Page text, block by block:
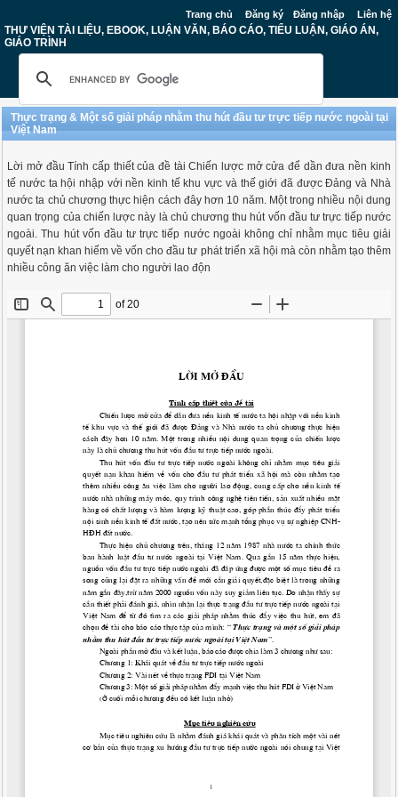
Trang chủ Đăng ký Đăng nhập Liên hệ
THƯ VIỆN TÀI LIỆU, EBOOK, LUẬN VĂN, BÁO CÁO, TIỂU LUẬN, GIÁO ÁN,
GIÁO TRÌNH
Thực trạng & Một số giải pháp nhằm thu hút đầu tư trực tiếp nước ngoài tại
Việt Nam
Lời mở đầu Tính cấp thiết của đề tài Chiến lược mở cửa để dần đưa nền kinh
tế nước ta hội nhập với nền kinh tế khu vực và thế giới đã được Đảng và Nhà
nước ta chủ chương thực hiện cách đây hơn 10 năm. Một trong nhiều nội dung
quan trọng của chiến lược này là chủ chương thu hút vốn đầu tư trực tiếp nước
ngoài. Thu hút vốn đầu tư trực tiếp nước ngoài không chỉ nhằm mục tiêu giải
quyết nạn khan hiếm về vốn cho đầu tư phát triển xã hội mà còn nhằm tạo thêm
nhiều công ăn việc làm cho người lao độn